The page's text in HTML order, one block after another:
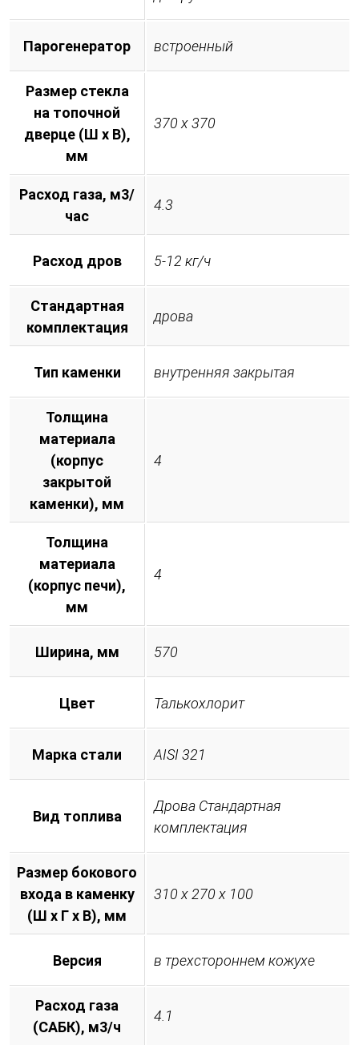
Парогенератор встроенный
Размер стекла
на топочной
дверце (Ш х В),
мм
370 х 370
Расход газа, м3/
час
4.3
Расход дров 5-12 кг/ч
Стандартная
комплектация
дрова
Тип каменки внутренняя закрытая
Толщина
материала
(корпус
закрытой
каменки), мм
4
Толщина
материала
(корпус печи),
мм
4
Ширина, мм 570
Цвет Талькохлорит
Марка стали AISI 321
Вид топлива
Дрова Стандартная
комплектация
Размер бокового
входа в каменку
(Ш х Г х В), мм
310 х 270 х 100
Версия в трехстороннем кожухе
Расход газа
(САБК), м3/ч
4.1